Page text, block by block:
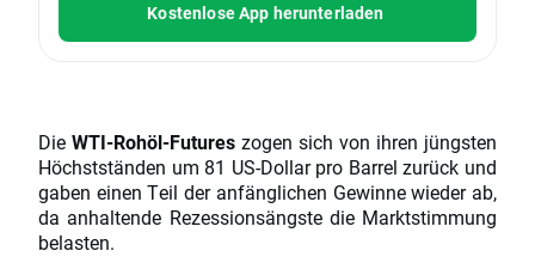
Kostenlose App herunterladen
Die WTI-Rohöl-Futures zogen sich von ihren jüngsten
Höchstständen um 81 US-Dollar pro Barrel zurück und
gaben einen Teil der anfänglichen Gewinne wieder ab,
da anhaltende Rezessionsängste die Marktstimmung
belasten.